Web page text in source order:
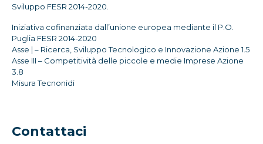
Sviluppo FESR 2014-2020.
Iniziativa cofinanziata dall’unione europea mediante il P.O.
Puglia FESR 2014-2020
Asse | – Ricerca, Sviluppo Tecnologico e Innovazione Azione 1.5
Asse III – Competitività delle piccole e medie Imprese Azione
3.8
Misura Tecnonidi
Contattaci